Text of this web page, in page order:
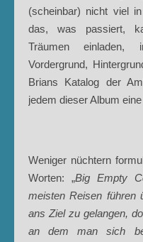
(scheinbar) nicht viel
das, was passiert,
Träumen einladen,
Vordergrund,
Brians Katalog der
jedem dieser Album
Weniger nüchtern
Worten: „Big Empty
meisten Reisen führen
ans Ziel zu gelangen,
an dem man sich